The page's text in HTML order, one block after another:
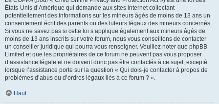
États-Unis d’Amérique qui demande aux sites internet collectant
potentiellement des informations sur les mineurs âgés de moins de 13 ans un
consentement écrit des parents ou des tuteurs légaux des mineurs concernés.
Si vous ne savez pas si cette loi s’applique également aux mineurs âgés de
moins de 13 ans inscrits sur votre forum, nous vous conseillons de contacter
un conseiller juridique qui pourra vous renseigner. Veuillez noter que phpBB
Limited et que les propriétaires de ce forum ne peuvent pas vous proposer
d’assistance légale et ne doivent donc pas être contactés à ce sujet, excepté
lorsque l’assistance porte sur la question « Qui dois-je contacter à propos de
problèmes d’abus ou d’ordres légaux liés à ce forum ? ».
Haut